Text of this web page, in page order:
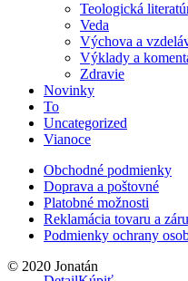
Teologická
Veda
Výchova a
Výklady a
Zdravie
Novinky
To
Uncategorized
Vianoce
Obchodné podmienky
Doprava a poštovné
Platobné možnosti
Reklamácia tovaru a
Podmienky ochrany
© 2020 Jonatán